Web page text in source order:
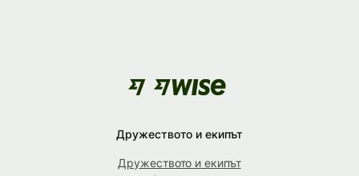
Дружеството и екипът
Дружеството и екипът